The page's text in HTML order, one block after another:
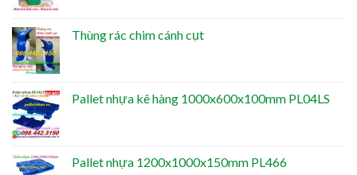
Thùng rác chim cánh cụt
Pallet nhựa kê hàng 1000x600x100mm PL04LS
Pallet nhựa 1200x1000x150mm PL466